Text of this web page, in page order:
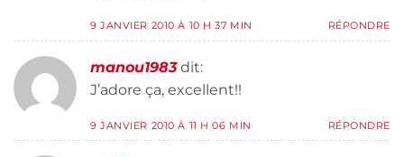
9 JANVIER 2010 À 10 H 37 MIN RÉPONDRE
manou1983 dit:
J’adore ça, excellent!!
9 JANVIER 2010 À 11 H 06 MIN RÉPONDRE